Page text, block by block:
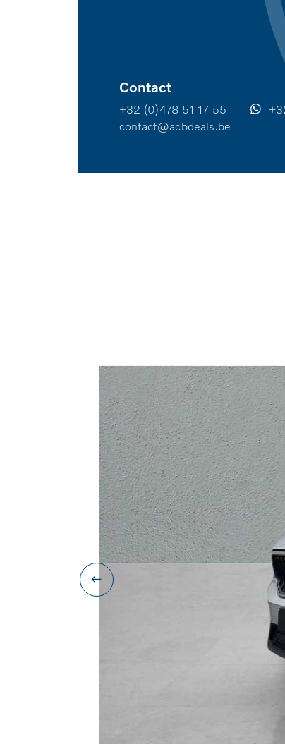
Contact
+32 (0)478 51 17 55
contact@acbdeals.be